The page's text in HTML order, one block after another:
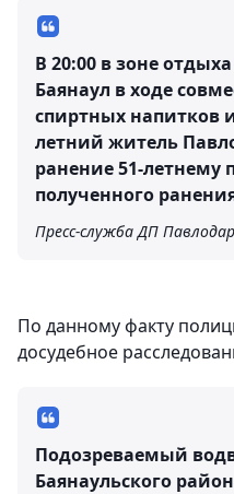
В 20:00 в зоне
Баянаул в ходе
спиртных напитков
летний житель
ранение 51-летнему
полученного
Пресс-служба ДП
По данному факту
досудебное
Подозреваемый
Баянаульского